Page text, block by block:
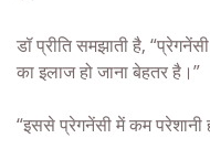
डॉ प्रीति समझाती है,
का इलाज हो जाना बेहतर है।”
“इससे प्रेगनेंसी में कम परेशानी